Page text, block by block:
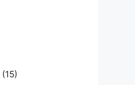
(15)